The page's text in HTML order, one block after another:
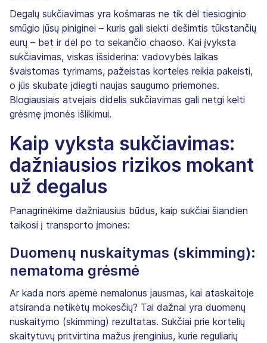
Degalų sukčiavimas yra košmaras ne tik dėl tiesioginio
smūgio jūsų piniginei – kuris gali siekti dešimtis tūkstančių
eurų – bet ir dėl po to sekančio chaoso. Kai įvyksta
sukčiavimas, viskas išsiderina: vadovybės laikas
švaistomas tyrimams, pažeistas korteles reikia pakeisti,
o jūs skubate įdiegti naujas saugumo priemones.
Blogiausiais atvejais didelis sukčiavimas gali netgi kelti
grėsmę įmonės išlikimui.
Kaip vyksta sukčiavimas:
dažniausios rizikos mokant
už degalus
Panagrinėkime dažniausius būdus, kaip sukčiai šiandien
taikosi į transporto įmones:
Duomenų nuskaitymas (skimming):
nematoma grėsmė
Ar kada nors apėmė nemalonus jausmas, kai ataskaitoje
atsiranda netikėtų mokesčių? Tai dažnai yra duomenų
nuskaitymo (skimming) rezultatas. Sukčiai prie kortelių
skaitytuvų pritvirtina mažus įrenginius, kurie reguliarių